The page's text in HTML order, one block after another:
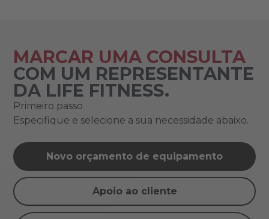
MARCAR UMA CONSULTA
COM UM REPRESENTANTE
DA LIFE FITNESS.
Primeiro passo
Especifique e selecione a sua necessidade abaixo.
Novo orçamento de equipamento
Apoio ao cliente